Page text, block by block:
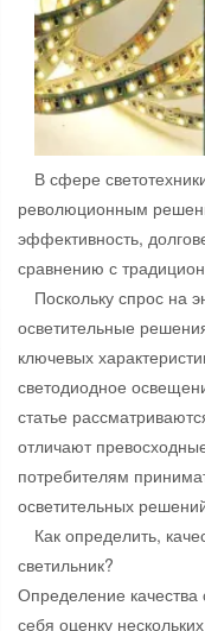
В сфере
революционным
эффективность,
сравнению с
Поскольку спрос на
осветительные
ключевых
светодиодное
статье
отличают
потребителям
осветительных
Как определить,
светильник?
Определение качества
себя оценку